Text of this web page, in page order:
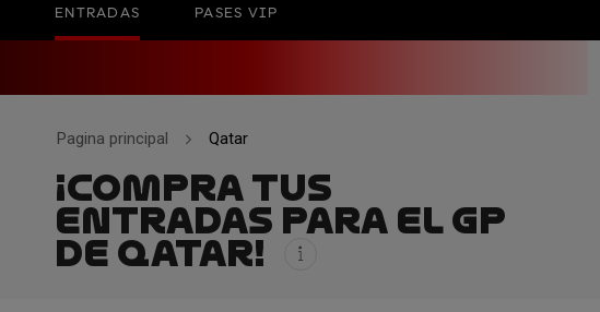
ENTRADAS PASES VIP
Pagina principal Qatar
¡COMPRA TUS
ENTRADAS PARA EL GP
DE QATAR!